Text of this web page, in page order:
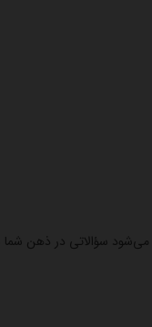
سؤالاتی در ذهن شما